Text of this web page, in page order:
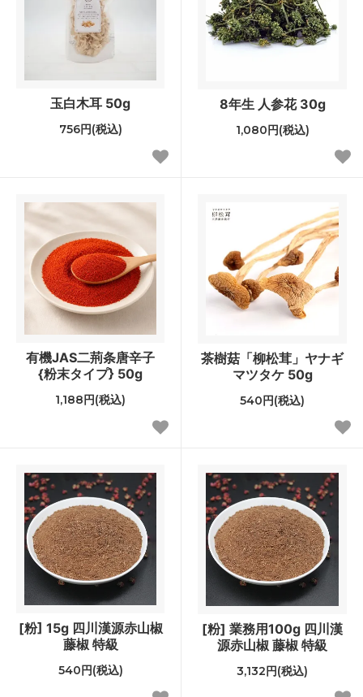
玉白木耳 50g
756円(税込)
8年生 人参花 30g
1,080円(税込)
有機JAS二荊条唐辛子
{粉末タイプ} 50g
1,188円(税込)
茶樹菇「柳松茸」ヤナギ
マツタケ 50g
540円(税込)
[粉] 15g 四川漢源赤山椒
藤椒 特級
540円(税込)
[粉] 業務用100g 四川漢
源赤山椒 藤椒 特級
3,132円(税込)